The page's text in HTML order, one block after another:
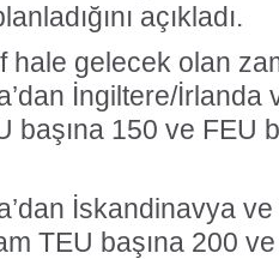
açıkladı.
hale gelecek olan
İngiltere/İrlanda
başına 150 ve FEU
İskandinavya ve
TEU başına 200